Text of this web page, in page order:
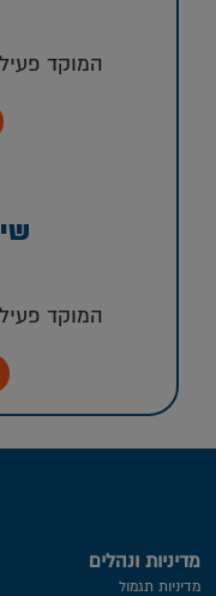
המוקד פעיל
המוקד פעיל
מדיניות ונהלים
מדיניות תגמול